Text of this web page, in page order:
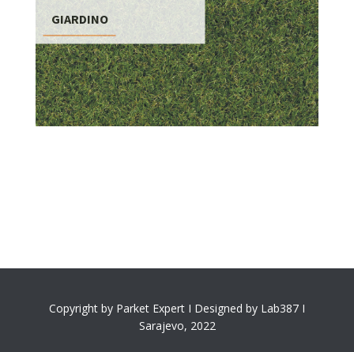
GIARDINO
Copyright by Parket Expert I Designed by Lab387 I
Sarajevo, 2022